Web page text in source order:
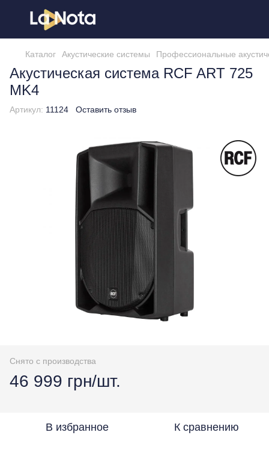
Каталог Акустические системы Профессиональные
Акустическая система RCF ART 725
MK4
Артикул: 11124 Оставить отзыв
Снято с производства
46 999 грн/шт.
В избранное К сравнению